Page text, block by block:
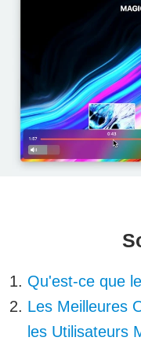
Qu'est-ce que
Les Meilleures
les Utilisateurs